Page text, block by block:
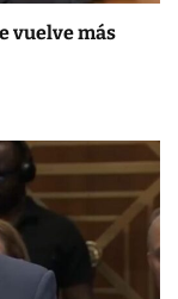
vuelve más